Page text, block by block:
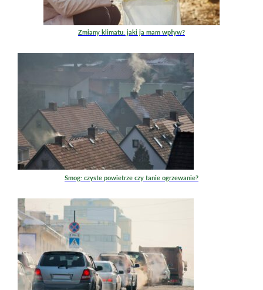
Zmiany klimatu: jaki ja mam wpływ?
Smog: czyste powietrze czy tanie ogrzewanie?